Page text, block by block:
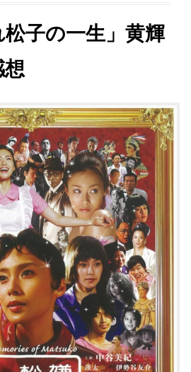
子の一生」 黄輝
想